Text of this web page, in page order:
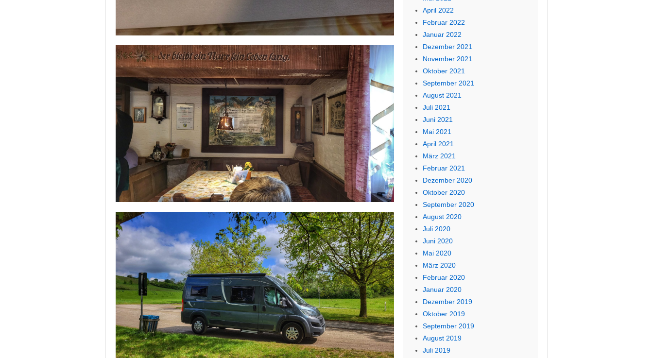
April 2022
Februar 2022
Januar 2022
Dezember 2021
November 2021
Oktober 2021
September 2021
August 2021
Juli 2021
Juni 2021
Mai 2021
April 2021
März 2021
Februar 2021
Dezember 2020
Oktober 2020
September 2020
August 2020
Juli 2020
Juni 2020
Mai 2020
März 2020
Februar 2020
Januar 2020
Dezember 2019
Oktober 2019
September 2019
August 2019
Juli 2019